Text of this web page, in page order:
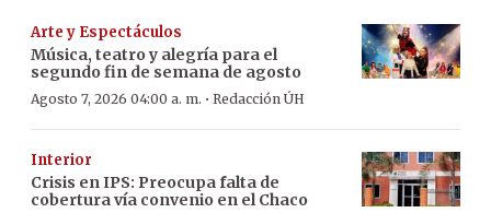
Arte y Espectáculos
Música, teatro y alegría para el
segundo fin de semana de agosto
Agosto 7, 2026 04:00 a. m. · Redacción ÚH
Interior
Crisis en IPS: Preocupa falta de
cobertura vía convenio en el Chaco